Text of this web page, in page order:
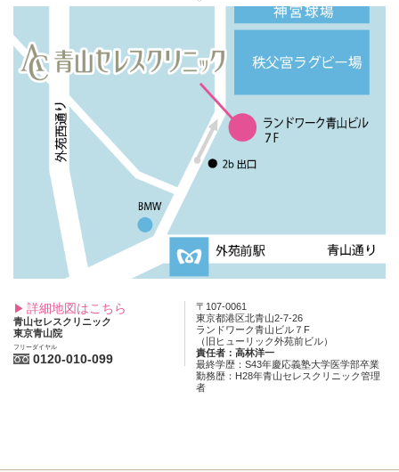
詳細地図はこちら
青山セレスクリニック
東京青山院
フリーダイヤル
0120-010-099
〒107-0061
東京都港区北青山2-7-26
ランドワーク青山ビル７F
（旧ヒューリック外苑前ビル）
責任者：高林洋一
最終学歴：S43年慶応義塾大学医学部卒業
勤務歴：H28年青山セレスクリニック管理
者